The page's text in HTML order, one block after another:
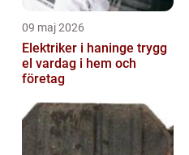
09 maj 2026
Elektriker i haninge trygg
el vardag i hem och
företag